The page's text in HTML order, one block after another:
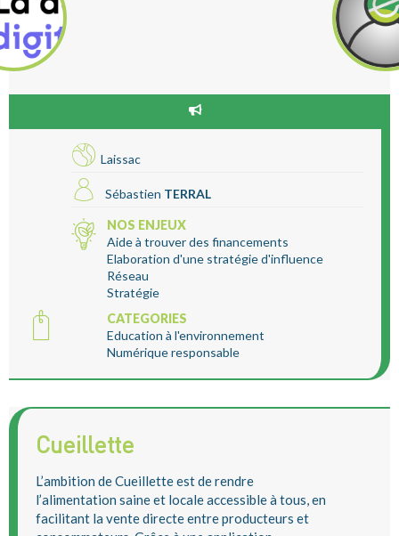
Laissac
Sébastien TERRAL
NOS ENJEUX
Aide à trouver des financements
Elaboration d'une stratégie d'influence
Réseau
Stratégie
CATEGORIES
Education à l'environnement
Numérique responsable
Cueillette
L’ambition de Cueillette est de rendre
l’alimentation saine et locale accessible à tous, en
facilitant la vente directe entre producteurs et